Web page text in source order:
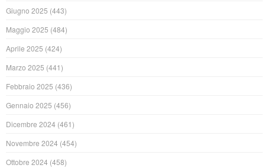
Giugno 2025 (443)
Maggio 2025 (484)
Aprile 2025 (424)
Marzo 2025 (441)
Febbraio 2025 (436)
Gennaio 2025 (456)
Dicembre 2024 (461)
Novembre 2024 (454)
Ottobre 2024 (458)